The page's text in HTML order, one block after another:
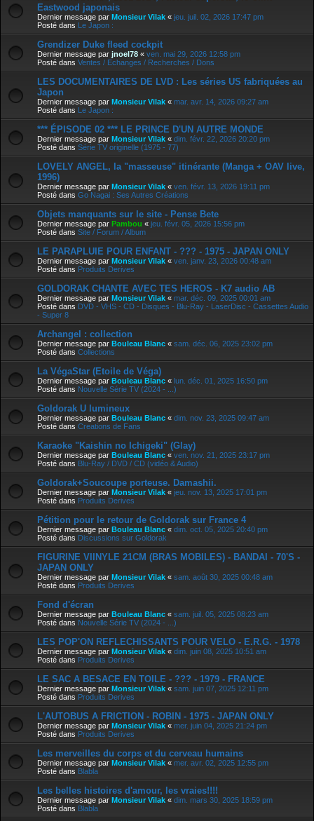
Eastwood japonais
Dernier message par Monsieur Vilak « jeu. juil. 02, 2026 17:47 pm
Posté dans Le Japon :
Grendizer Duke fleed cockpit
Dernier message par jnoel78 « ven. mai 29, 2026 12:58 pm
Posté dans Ventes / Echanges / Recherches / Dons
LES DOCUMENTAIRES DE LVD : Les séries US fabriquées au
Japon
Dernier message par Monsieur Vilak « mar. avr. 14, 2026 09:27 am
Posté dans Le Japon :
*** ÉPISODE 02 *** LE PRINCE D'UN AUTRE MONDE
Dernier message par Monsieur Vilak « dim. févr. 22, 2026 20:20 pm
Posté dans Série TV originelle (1975 - 77)
LOVELY ANGEL, la "masseuse" itinérante (Manga + OAV live,
1996)
Dernier message par Monsieur Vilak « ven. févr. 13, 2026 19:11 pm
Posté dans Go Nagai : Ses Autres Créations
Objets manquants sur le site - Pense Bete
Dernier message par Pambou « jeu. févr. 05, 2026 15:56 pm
Posté dans Site / Forum / Album
LE PARAPLUIE POUR ENFANT - ??? - 1975 - JAPAN ONLY
Dernier message par Monsieur Vilak « ven. janv. 23, 2026 00:48 am
Posté dans Produits Derives
GOLDORAK CHANTE AVEC TES HEROS - K7 audio AB
Dernier message par Monsieur Vilak « mar. déc. 09, 2025 00:01 am
Posté dans DVD - VHS - CD - Disques - Blu-Ray - LaserDisc - Cassettes Audio
- Super 8
Archangel : collection
Dernier message par Bouleau Blanc « sam. déc. 06, 2025 23:02 pm
Posté dans Collections
La VégaStar (Etoile de Véga)
Dernier message par Bouleau Blanc « lun. déc. 01, 2025 16:50 pm
Posté dans Nouvelle Série TV (2024 - ...)
Goldorak U lumineux
Dernier message par Bouleau Blanc « dim. nov. 23, 2025 09:47 am
Posté dans Creations de Fans
Karaoke "Kaishin no Ichigeki" (Glay)
Dernier message par Bouleau Blanc « ven. nov. 21, 2025 23:17 pm
Posté dans Blu-Ray / DVD / CD (vidéo & Audio)
Goldorak+Soucoupe porteuse. Damashii.
Dernier message par Monsieur Vilak « jeu. nov. 13, 2025 17:01 pm
Posté dans Produits Derives
Pétition pour le retour de Goldorak sur France 4
Dernier message par Bouleau Blanc « dim. oct. 05, 2025 20:40 pm
Posté dans Discussions sur Goldorak
FIGURINE VIINYLE 21CM (BRAS MOBILES) - BANDAI - 70'S -
JAPAN ONLY
Dernier message par Monsieur Vilak « sam. août 30, 2025 00:48 am
Posté dans Produits Derives
Fond d'écran
Dernier message par Bouleau Blanc « sam. juil. 05, 2025 08:23 am
Posté dans Nouvelle Série TV (2024 - ...)
LES POP'ON REFLECHISSANTS POUR VELO - E.R.G. - 1978
Dernier message par Monsieur Vilak « dim. juin 08, 2025 10:51 am
Posté dans Produits Derives
LE SAC A BESACE EN TOILE - ??? - 1979 - FRANCE
Dernier message par Monsieur Vilak « sam. juin 07, 2025 12:11 pm
Posté dans Produits Derives
L'AUTOBUS A FRICTION - ROBIN - 1975 - JAPAN ONLY
Dernier message par Monsieur Vilak « mer. juin 04, 2025 21:24 pm
Posté dans Produits Derives
Les merveilles du corps et du cerveau humains
Dernier message par Monsieur Vilak « mer. avr. 02, 2025 12:55 pm
Posté dans Blabla
Les belles histoires d'amour, les vraies!!!!
Dernier message par Monsieur Vilak « dim. mars 30, 2025 18:59 pm
Posté dans Blabla